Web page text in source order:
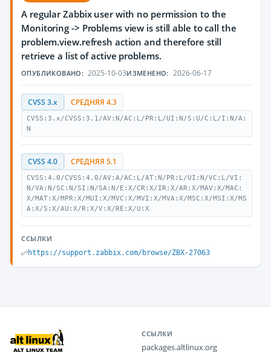
A regular Zabbix user with no permission to the
Monitoring -> Problems view is still able to call the
problem.view.refresh action and therefore still
retrieve a list of active problems.
ОПУБЛИКОВАНО: 2025-10-03ИЗМЕНЕНО: 2026-06-17
CVSS 3.x СРЕДНЯЯ 4.3
CVSS:3.x/CVSS:3.1/AV:N/AC:L/PR:L/UI:N/S:U/C:L/I:N/A:
N
CVSS 4.0 СРЕДНЯЯ 5.1
CVSS:4.0/CVSS:4.0/AV:A/AC:L/AT:N/PR:L/UI:N/VC:L/VI:
N/VA:N/SC:N/SI:N/SA:N/E:X/CR:X/IR:X/AR:X/MAV:X/MAC:
X/MAT:X/MPR:X/MUI:X/MVC:X/MVI:X/MVA:X/MSC:X/MSI:X/MS
A:X/S:X/AU:X/R:X/V:X/RE:X/U:X
ССЫЛКИ
https://support.zabbix.com/browse/ZBX-27063
ССЫЛКИ
packages.altlinux.org